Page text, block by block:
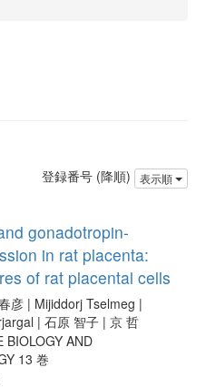
登録番号 (降順) 表示順
gonadotropin-
in rat placenta:
of rat placental cells
彦 | Mijiddorj Tselmeg |
| 石原 智子 | 京 哲
BIOLOGY AND
13 巻